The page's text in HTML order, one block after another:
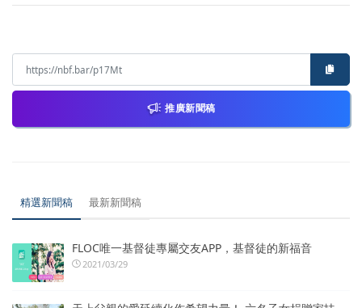
推廣新聞稿
精選新聞稿 最新新聞稿
FLOC唯一基督徒專屬交友APP，基督徒的新福音
2021/03/29